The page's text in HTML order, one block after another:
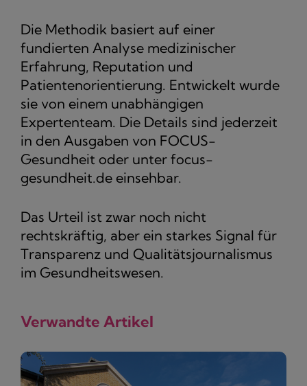
Die Methodik basiert auf einer
fundierten Analyse medizinischer
Erfahrung, Reputation und
Patientenorientierung. Entwickelt wurde
sie von einem unabhängigen
Expertenteam. Die Details sind jederzeit
in den Ausgaben von FOCUS-
Gesundheit oder unter focus-
gesundheit.de einsehbar.
Das Urteil ist zwar noch nicht
rechtskräftig, aber ein starkes Signal für
Transparenz und Qualitätsjournalismus
im Gesundheitswesen.
Verwandte Artikel